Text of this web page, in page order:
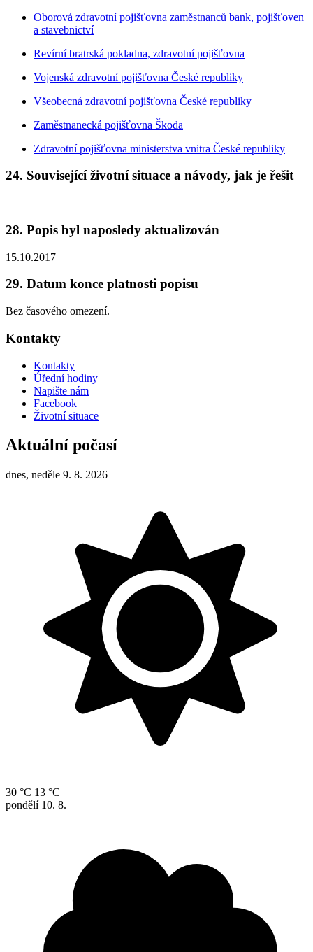
Oborová zdravotní pojišťovna zaměstnanců bank, pojišťoven
a stavebnictví
Revírní bratrská pokladna, zdravotní pojišťovna
Vojenská zdravotní pojišťovna České republiky
Všeobecná zdravotní pojišťovna České republiky
Zaměstnanecká pojišťovna Škoda
Zdravotní pojišťovna ministerstva vnitra České republiky
24. Související životní situace a návody, jak je řešit
28. Popis byl naposledy aktualizován
15.10.2017
29. Datum konce platnosti popisu
Bez časového omezení.
Kontakty
Kontakty
Úřední hodiny
Napište nám
Facebook
Životní situace
Aktuální počasí
dnes, neděle 9. 8. 2026
30 °C 13 °C
pondělí 10. 8.